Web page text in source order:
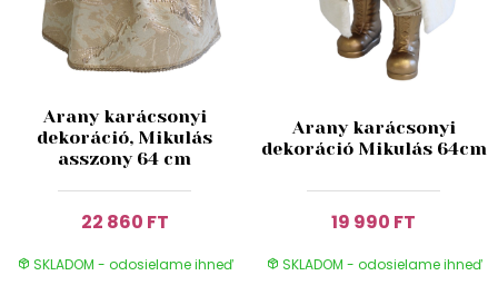
Arany karácsonyi
dekoráció, Mikulás
asszony 64 cm
22 860 FT
SKLADOM - odosielame ihneď
Arany karácsonyi
dekoráció Mikulás 64cm
19 990 FT
SKLADOM - odosielame ihneď